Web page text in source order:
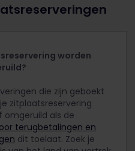
worden
die zijn geboekt
zitplaatsreservering
als de
terugbetalingen en
dit toelaat. Zoek je